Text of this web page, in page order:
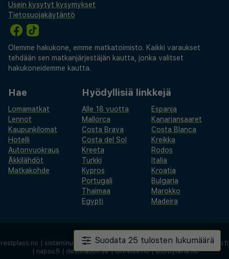
Suodata 25 tulosten lukumäärä
Usein kysytyt kysymykset
Tietosuojakäytäntö
Olemme hakukone, emme matkatoimisto. Kaikki varaukset
tehdään sen matkanjärjestäjän kautta, jonka valitset
hakukoneidemme kautta.
Hae
Lomamatkat
Lennot
Kaupunkilomat
Hotelli
Autonvuokraus
Äkkilähdöt
Matkakohde
Hyödyllisiä linkkejä
Alle 18 vuotta
Espanja
Mallorca
Kanariansaaret
Costa Brava
Costa Blanca
Costa del Sol
Kreikka
Kreeta
Rodos
Turkki
Italia
Kypros
Kroatia
Portugali
Bulgaria
Thaimaa
Marokko
Egypti
Madeira
2026 ©
restplass.no
sistaminuten.se | afbudsrejser.dk | äkkilähdöt.fi | rantapallo.fi
napsu.fi destination.se | dinreise.no | storbyferie.no